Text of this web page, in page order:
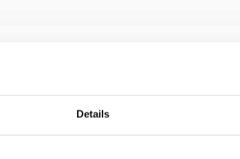
Details